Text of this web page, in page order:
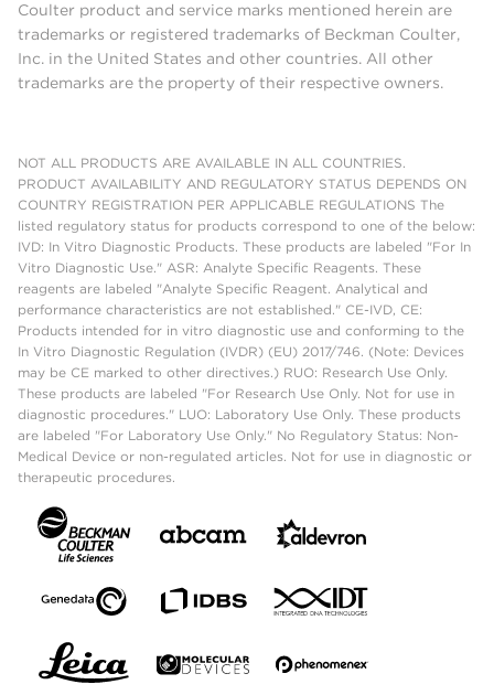
Coulter product and service marks mentioned herein are
trademarks or registered trademarks of Beckman Coulter,
Inc. in the United States and other countries. All other
trademarks are the property of their respective owners.
NOT ALL PRODUCTS ARE AVAILABLE IN ALL COUNTRIES.
PRODUCT AVAILABILITY AND REGULATORY STATUS DEPENDS ON
COUNTRY REGISTRATION PER APPLICABLE REGULATIONS The
listed regulatory status for products correspond to one of the below:
IVD: In Vitro Diagnostic Products. These products are labeled "For In
Vitro Diagnostic Use." ASR: Analyte Specific Reagents. These
reagents are labeled "Analyte Specific Reagent. Analytical and
performance characteristics are not established." CE-IVD, CE:
Products intended for in vitro diagnostic use and conforming to the
In Vitro Diagnostic Regulation (IVDR) (EU) 2017/746. (Note: Devices
may be CE marked to other directives.) RUO: Research Use Only.
These products are labeled "For Research Use Only. Not for use in
diagnostic procedures." LUO: Laboratory Use Only. These products
are labeled "For Laboratory Use Only." No Regulatory Status: Non-
Medical Device or non-regulated articles. Not for use in diagnostic or
therapeutic procedures.